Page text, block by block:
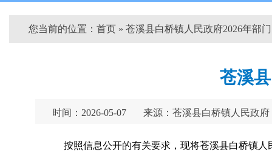
您当前的位置： 首页 » 苍溪县白桥镇人民政府2026年部
苍溪
时间：2026-05-07 来源：苍溪县白桥镇人民政府
按照信息公开的有关要求，现将苍溪县白桥镇